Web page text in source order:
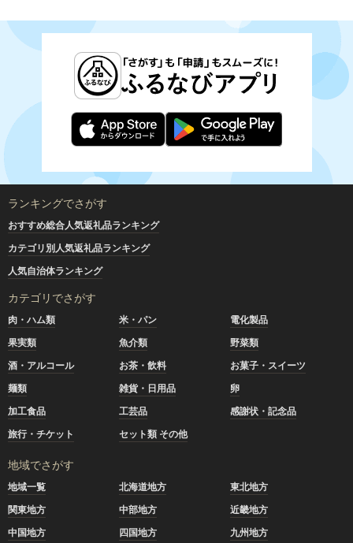
ランキングでさがす
おすすめ総合人気返礼品ランキング
カテゴリ別人気返礼品ランキング
人気自治体ランキング
カテゴリでさがす
肉・ハム類 米・パン
電化製品
果実類
魚介類
野菜類
酒・アルコール
お茶・飲料
お菓子・スイーツ
麺類
雑貨・日用品
卵
加工食品
工芸品
感謝状・記念品
旅行・チケット
セット類 その他
地域でさがす
地域一覧 北海道地方
東北地方
関東地方
中部地方
近畿地方
中国地方
四国地方 九州地方